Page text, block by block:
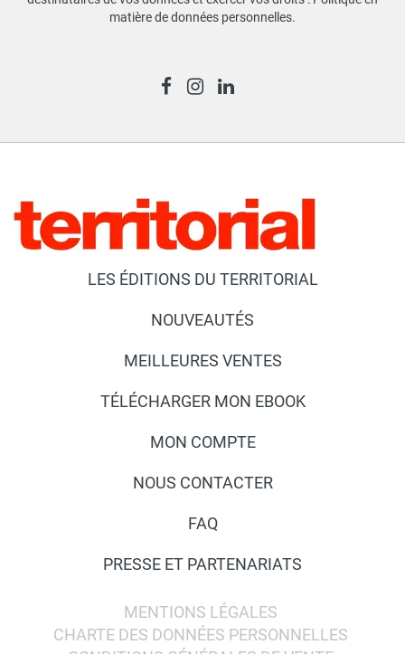
matière de données personnelles.
LES ÉDITIONS DU TERRITORIAL
NOUVEAUTÉS
MEILLEURES VENTES
TÉLÉCHARGER MON EBOOK
MON COMPTE
NOUS CONTACTER
FAQ
PRESSE ET PARTENARIATS
MENTIONS LÉGALES
CHARTE DES DONNÉES PERSONNELLES